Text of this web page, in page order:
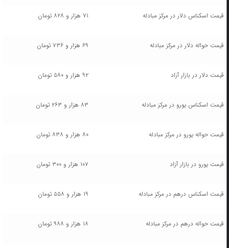
قیمت اسکناس دلار در مرکز مبادله ۷۱ هزار و ۸۲۸ تومان
قیمت حواله دلار در مرکز مبادله ۶۹ هزار و ۷۳۶ تومان
قیمت دلار در بازار آزاد ۹۲ هزار و ۵۸۰ تومان
قیمت اسکناس یورو در مرکز مبادله ۸۳ هزار و ۲۶۳ تومان
قیمت حواله یورو در مرکز مبادله ۸۰ هزار و ۸۳۸ تومان
قیمت یورو در بازار آزاد ۱۰۷ هزار و ۳۰۰ تومان
قیمت اسکناس درهم در مرکز مبادله ۱۹ هزار و ۵۵۸ تومان
قیمت حواله درهم در مرکز مبادله ۱۸ هزار و ۹۸۸ تومان